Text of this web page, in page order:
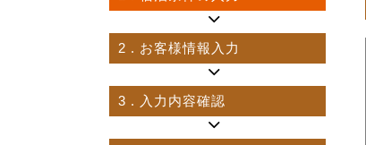
2 . お客様情報入力
3 . 入力内容確認